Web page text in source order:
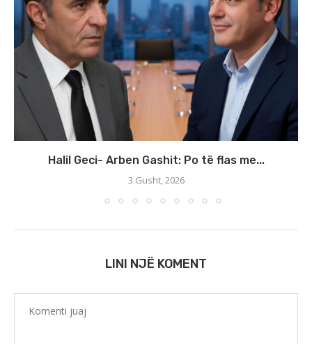
Halil Geci- Arben Gashit: Po të flas me...
3 Gusht, 2026
LINI NJË KOMENT